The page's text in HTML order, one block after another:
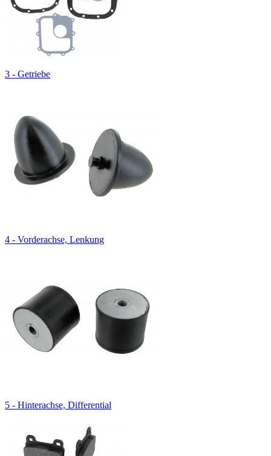
3 - Getriebe
4 - Vorderachse, Lenkung
5 - Hinterachse, Differential